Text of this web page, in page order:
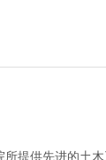
提供先进的土木